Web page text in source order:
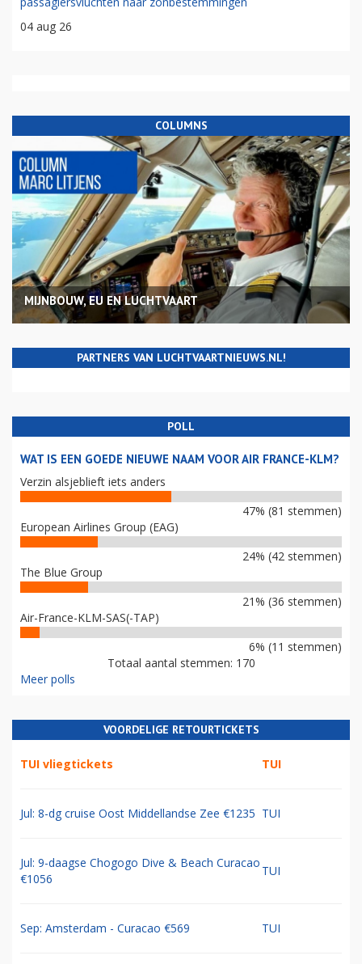
04 aug 26
COLUMNS
MIJNBOUW, EU EN LUCHTVAART
PARTNERS VAN LUCHTVAARTNIEUWS.NL!
POLL
WAT IS EEN GOEDE NIEUWE NAAM VOOR AIR FRANCE-KLM?
Verzin alsjeblieft iets anders
47% (81 stemmen)
European Airlines Group (EAG)
24% (42 stemmen)
The Blue Group
21% (36 stemmen)
Air-France-KLM-SAS(-TAP)
6% (11 stemmen)
Totaal aantal stemmen: 170
Meer polls
VOORDELIGE RETOURTICKETS
TUI vliegtickets TUI
Jul: 8-dg cruise Oost Middellandse Zee €1235 TUI
Jul: 9-daagse Chogogo Dive & Beach Curacao
€1056
TUI
Sep: Amsterdam - Curacao €569 TUI